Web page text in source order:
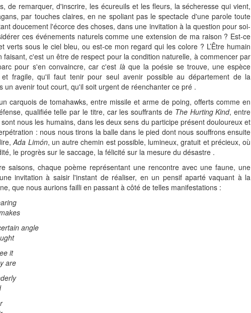
de remarquer, d'inscrire, les écureuils et les fleurs, la sécheresse qui vient,
par touches claires, en ne spoliant pas le spectacle d'une parole toute
doucement l'écorce des choses, dans une invitation à la question pour soi-
ces événements naturels comme une extension de ma raison ? Est-ce
verts sous le ciel bleu, ou est-ce mon regard qui les colore ? L’Être humain
faisant, c'est un être de respect pour la condition naturelle, à commencer par
pour s'en convaincre, car c'est làque la poésie se trouve, une espèce
et fragile, qu'il faut tenir pour seul avenir possible au département de la
un avenir tout court, qu'il soit urgent de réenchanter ce pré .
carquois de tomahawks, entre missile et arme de poing, offerts comme en
qualifiée telle par le titre, car les souffrants de The Hurting Kind, entre
nous les humains, dans les deux sens du participe présent douloureux et
: nous nous tirons la balle dans le pied dont nous souffrons ensuite
Ada Limón, un autre chemin est possible, lumineux, gratuit et précieux, où
le progrès sur le saccage, la félicité sur la mesure du désastre .
saisons, chaque poème représentant une rencontre avec une faune, une
invitation à saisir l'instant de réaliser, en un pensif aparté vaquant à la
que nous aurions failli en passant à côté de telles manifestations :
angle
it
are